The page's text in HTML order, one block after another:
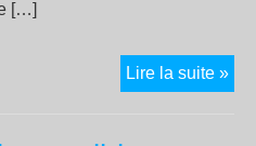
[…]
Lire la suite »